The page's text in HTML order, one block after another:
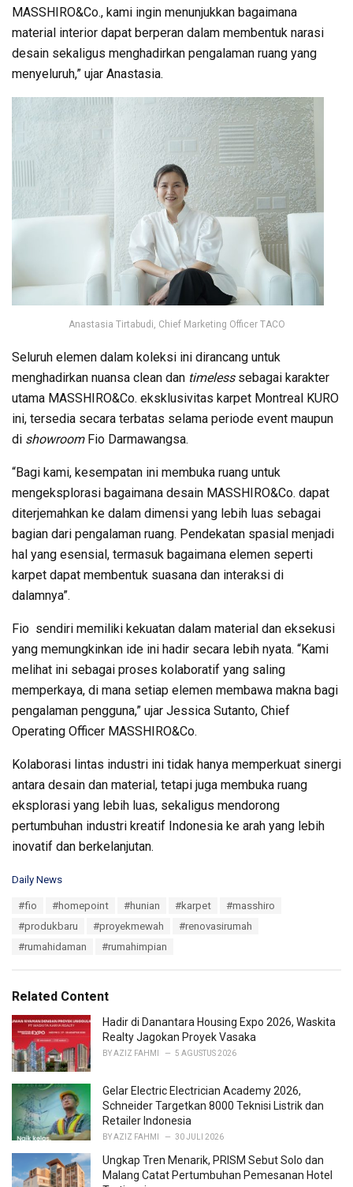
MASSHIRO&Co., kami ingin menunjukkan bagaimana
material interior dapat berperan dalam membentuk narasi
desain sekaligus menghadirkan pengalaman ruang yang
menyeluruh,” ujar Anastasia.
Anastasia Tirtabudi, Chief Marketing Officer TACO
Seluruh elemen dalam koleksi ini dirancang untuk
menghadirkan nuansa clean dan timelesssebagai karakter
utama MASSHIRO&Co. eksklusivitas karpet Montreal KURO
ini, tersedia secara terbatas selama periode event maupun
di showroomFio Darmawangsa.
“Bagi kami, kesempatan ini membuka ruang untuk
mengeksplorasi bagaimana desain MASSHIRO&Co. dapat
diterjemahkan ke dalam dimensi yang lebih luas sebagai
bagian dari pengalaman ruang. Pendekatan spasial menjadi
hal yang esensial, termasuk bagaimana elemen seperti
karpet dapat membentuk suasana dan interaksi di
dalamnya”.
Fio sendiri memiliki kekuatan dalam material dan eksekusi
yang memungkinkan ide ini hadir secara lebih nyata. “Kami
melihat ini sebagai proses kolaboratif yang saling
memperkaya, di mana setiap elemen membawa makna bagi
pengalaman pengguna,” ujar Jessica Sutanto, Chief
Operating Officer MASSHIRO&Co.
Kolaborasi lintas industri ini tidak hanya memperkuat sinergi
antara desain dan material, tetapi juga membuka ruang
eksplorasi yang lebih luas, sekaligus mendorong
pertumbuhan industri kreatif Indonesia ke arah yang lebih
inovatif dan berkelanjutan.
C
e
:
Daily News
#fio #homepoint #hunian #karpet
#masshiro
#produkbaru
#proyekmewah
#renovasirumah
#rumahidaman
#rumahimpian
Related Content
Hadir di Danantara Housing Expo 2026, Waskita
Realty Jagokan Proyek Vasaka
BYAZIZ FAHMI 5 AGUSTUS 2026
Gelar Electric Electrician Academy 2026,
Schneider Targetkan 8000 Teknisi Listrik dan
Retailer Indonesia
BYAZIZ FAHMI 30 JULI 2026
Ungkap Tren Menarik, PRISM Sebut Solo dan
Malang Catat Pertumbuhan Pemesanan Hotel